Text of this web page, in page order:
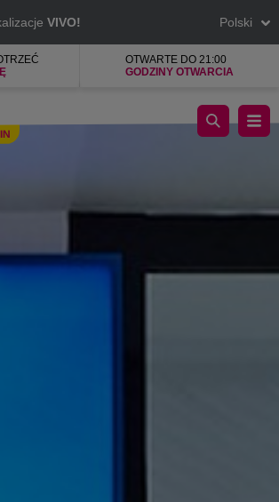
VIVO! Polski
OTWARTE DO 21:00
GODZINY OTWARCIA
... codziennie